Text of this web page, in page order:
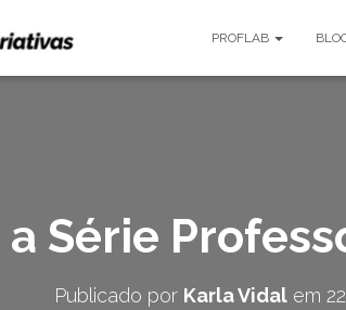
PROFLAB
Série
Publicado por Karla Vidal em